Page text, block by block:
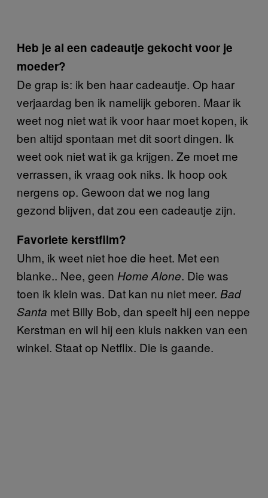
Heb je al een cadeautje gekocht voor je
moeder?
De grap is: ik ben haar cadeautje. Op haar
verjaardag ben ik namelijk geboren. Maar ik
weet nog niet wat ik voor haar moet kopen, ik
ben altijd spontaan met dit soort dingen. Ik
weet ook niet wat ik ga krijgen. Ze moet me
verrassen, ik vraag ook niks. Ik hoop ook
nergens op. Gewoon dat we nog lang
gezond blijven, dat zou een cadeautje zijn.
Favoriete kerstfilm?
Uhm, ik weet niet hoe die heet. Met een
blanke.. Nee, geen Home Alone. Die was
toen ik klein was. Dat kan nu niet meer. Bad
Santa met Billy Bob, dan speelt hij een neppe
Kerstman en wil hij een kluis nakken van een
winkel. Staat op Netflix. Die is gaande.